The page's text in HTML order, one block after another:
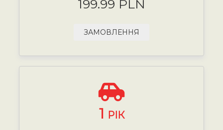
199.99 PLN
ЗАМОВЛЕННЯ
1 РІК